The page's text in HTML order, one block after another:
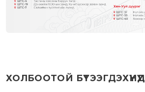
ХОЛБООТОЙ БҮТЭЭГДЭХҮҮНҮҮД